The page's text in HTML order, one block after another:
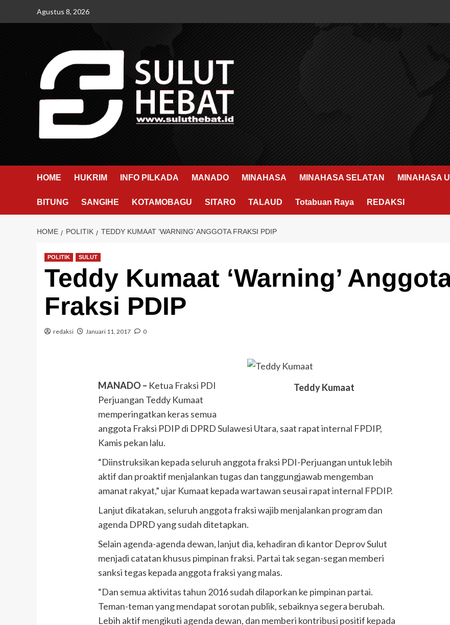
Agustus 8, 2026
HOME HUKRIM INFO PILKADA MANADO MINAHASA MINAHASA SELATAN MINAHASA
BITUNG SANGIHE KOTAMOBAGU SITARO TALAUD Totabuan Raya REDAKSI
HOME POLITIK TEDDY KUMAAT ‘WARNING’ ANGGOTA FRAKSI PDIP
POLITIK SULUT
Teddy Kumaat ‘Warning’
Fraksi PDIP
redaksi Januari 11, 2017 0
Teddy Kumaat
MANADO – Ketua Fraksi PDI
Perjuangan Teddy Kumaat
memperingatkan keras semua
anggota Fraksi PDIP di DPRD Sulawesi Utara, saat rapat internal FPDIP,
Kamis pekan lalu.
“Diinstruksikan kepada seluruh anggota fraksi PDI-Perjuangan untuk lebih
aktif dan proaktif menjalankan tugas dan tanggungjawab mengemban
amanat rakyat,” ujar Kumaat kepada wartawan seusai rapat internal FPDIP.
Lanjut dikatakan, seluruh anggota fraksi wajib menjalankan program dan
agenda DPRD yang sudah ditetapkan.
Selain agenda-agenda dewan, lanjut dia, kehadiran di kantor Deprov Sulut
menjadi catatan khusus pimpinan fraksi. Partai tak segan-segan memberi
sanksi tegas kepada anggota fraksi yang malas.
“Dan semua aktivitas tahun 2016 sudah dilaporkan ke pimpinan partai.
Teman-teman yang mendapat sorotan publik, sebaiknya segera berubah.
Lebih aktif mengikuti agenda dewan, dan memberi kontribusi positif kepada